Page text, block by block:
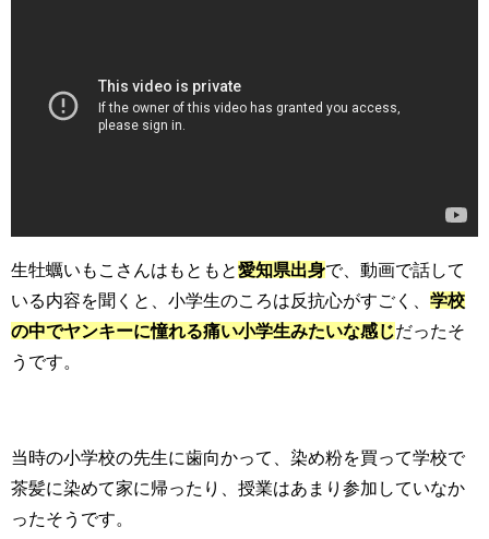
生牡蠣いもこさんはもともと愛知県出身で、動画で話して
いる内容を聞くと、小学生のころは反抗心がすごく、 学校
の中でヤンキーに憧れる痛い小学生みたいな感じだったそ
うです。
当時の小学校の先生に歯向かって、染め粉を買って学校で
茶髪に染めて家に帰ったり、授業はあまり参加していなか
ったそうです。